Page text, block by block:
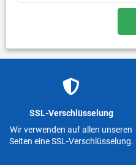
SSL-Verschlüsselung
Wir verwenden auf allen unseren
Seiten eine SSL-Verschlüsselung.